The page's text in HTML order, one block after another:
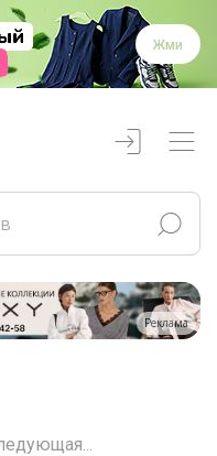
Жми
Реклама